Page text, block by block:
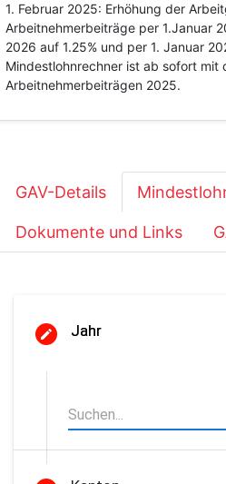
1. Februar 2025: Erhöhung der
Arbeitnehmerbeiträge per 1.Januar
2026 auf 1.25% und per 1. Januar
Mindestlohnrechner ist ab sofort mit
Arbeitnehmerbeiträgen 2025.
GAV-Details
Dokumente und Links
Jahr